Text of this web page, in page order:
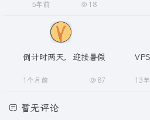
5年前 18
倒计时两天，迎接暑假
1个月前 87 13
暂无评论